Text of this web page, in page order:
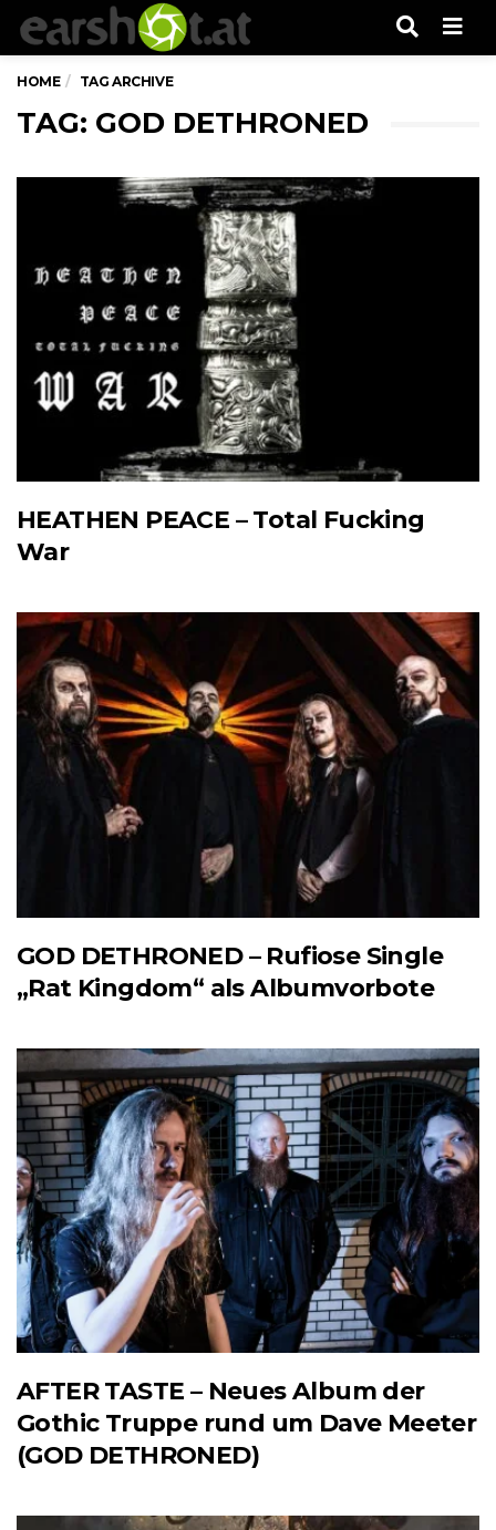
HOME TAG ARCHIVE
TAG: GOD DETHRONED
HEATHEN PEACE – Total Fucking
War
GOD DETHRONED – Rufiose Single
„Rat Kingdom“ als Albumvorbote
AFTER TASTE – Neues Album der
Gothic Truppe rund um Dave Meeter
(GOD DETHRONED)